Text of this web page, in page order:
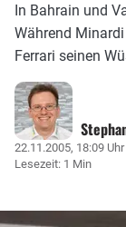
In Bahrain und
Während
Ferrari seinen
22.11.2005, 18:09 Uhr
Lesezeit: 1 Min